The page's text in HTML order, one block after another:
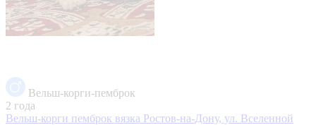
Вельш-корги-пемброк
2 года
Вельш-корги пемброк вязка Ростов-на-Дону, ул. Вселенной